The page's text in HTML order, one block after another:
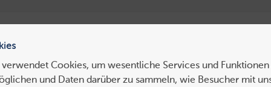
Hosting
verwendet Cookies, um wesentliche Services und
und Daten darüber zu sammeln, wie Besucher mit